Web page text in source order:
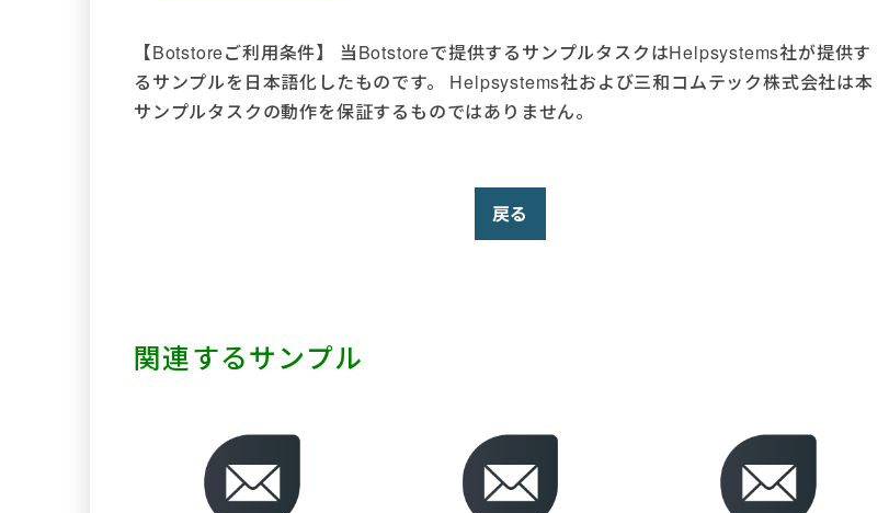
【Botstoreご利用条件】 当Botstoreで提供するサンプルタスクはHelpsystems社が提供す
るサンプルを日本語化したものです。 Helpsystems社および三和コムテック株式会社は本
サンプルタスクの動作を保証するものではありません。
戻る
関連するサンプル